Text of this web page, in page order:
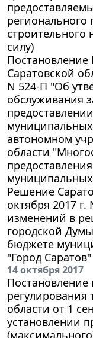
регионального
строительного
силу)
Постановление
Саратовской
N 524-П "Об
обслуживания
муниципальных
автономном
области
муниципальных
Решение
октября 2017
изменений в
городской
бюджете
"Город
14 октября 2017
Постановление
регулирования
области от 1
установлении